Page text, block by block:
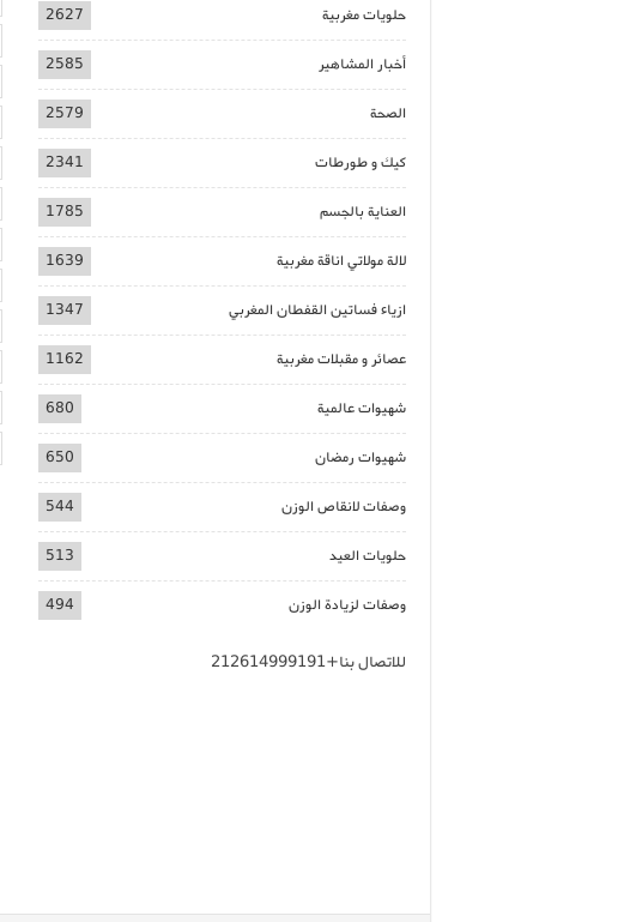
حلويات مغربية 2627
أخبار المشاهير 2585
الصحة 2579
كيك و طورطات 2341
العناية بالجسم 1785
لالة مولاتي اناقة مغربية 1639
ازياء فساتين القفطان المغربي 1347
عصائر و مقبلات مغربية 1162
شهيوات عالمية 680
شهيوات رمضان 650
وصفات لانقاص الوزن 544
حلويات العيد 513
وصفات لزيادة الوزن 494
للاتصال بنا+212614999191